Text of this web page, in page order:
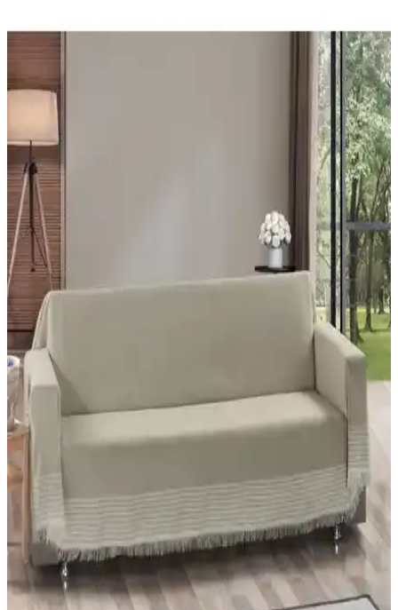
Vagonik Battal Boy ve Çok Amaçlı Pamuk Koltuk
İki Vagonik koltuk örtüsü ürününün malzeme, boyut, kullanım
özellikleri ve kullanıcı yorumlarıyla detaylı karşılaştırması.
Kadife Baskılı ve Çift Taraflı Kaydırmaz Koltuk
Örtüleri Karşılaştırması
İki farklı koltuk örtüsü seçeneği olan kadife baskılı ve çift taraflı
modellerin özellikleri, kullanıcı yorumları ve kullanım avantajları
detaylıca inceleniyor.
Koltuk ve Çekyat Örtüsü Seçenekleri: Özlü Home ve
Velarde Home Ürünlerinin Karşılaştırması
Özlü Home'un pamuklu ve kalın yapıya sahip örtüsü ile Velarde
Home'un şönil ve kaydırmaz örtüsü arasındaki farkları keşfedin,
kullanıcı yorumlarıyla en iyi seçimi yapın.
Özlü Home Lüks Pamuklu Koltuk-Çekyat Örtüsü:
Şıklık ve Fonksiyonellik Bir Arada
Özlü Home'un lüks pamuklu koltuk-çekyat örtüsü, şıklık ve
dayanıklılığı bir araya getirerek evinizde konfor ve estetiği artırır.
Çift taraflı kullanımı ve kaymaz özelliği ile pratik ve şık bir tercih.
Koltuk Örtüsü Karşılaştırması: Süngerli ve Çift
Taraflı Modellerin Özellikleri
İki popüler koltuk örtüsü ürününü detaylı karşılaştırıyoruz.
Dayanıklılık, estetik ve kullanım kolaylığı gibi kriterlerle en uygun
seçeneği belirlemenize yardımcı oluyoruz.